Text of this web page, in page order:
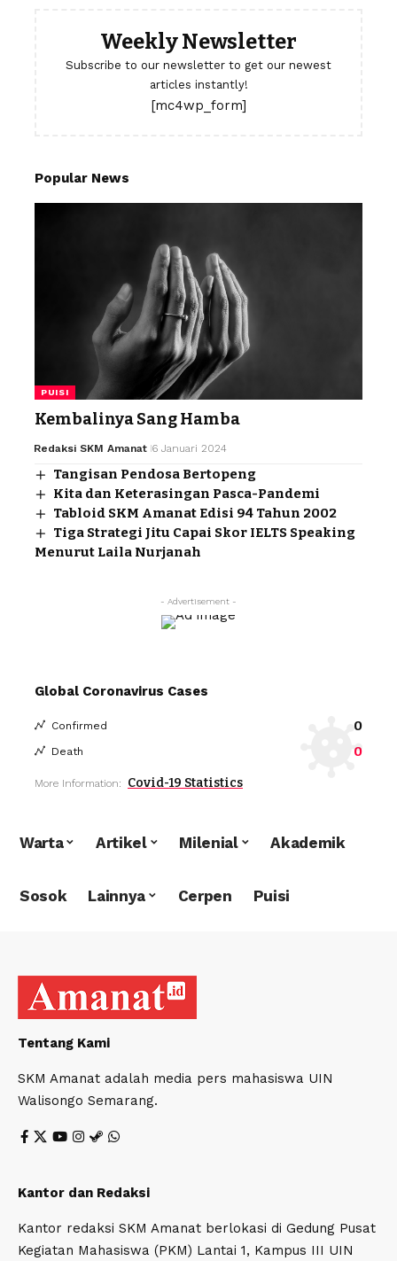
Weekly Newsletter
Subscribe to our newsletter to get our newest
articles instantly!
[mc4wp_form]
Popular News
PUISI
Kembalinya Sang Hamba
Redaksi SKM Amanat 6 Januari 2024
Tangisan Pendosa Bertopeng
Kita dan Keterasingan Pasca-Pandemi
Tabloid SKM Amanat Edisi 94 Tahun 2002
Tiga Strategi Jitu Capai Skor IELTS Speaking
Menurut Laila Nurjanah
- Advertisement -
Global Coronavirus Cases
Confirmed 0
Death 0
More Information: Covid-19 Statistics
Warta Artikel Milenial Akademik
Sosok Lainnya Cerpen Puisi
Tentang Kami
SKM Amanat adalah media pers mahasiswa UIN
Walisongo Semarang.
Kantor dan Redaksi
Kantor redaksi SKM Amanat berlokasi di Gedung Pusat
Kegiatan Mahasiswa (PKM) Lantai 1, Kampus III UIN